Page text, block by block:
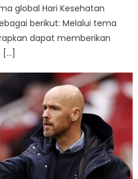
global Hari Kesehatan
berikut: Melalui tema
dapat memberikan
[…]